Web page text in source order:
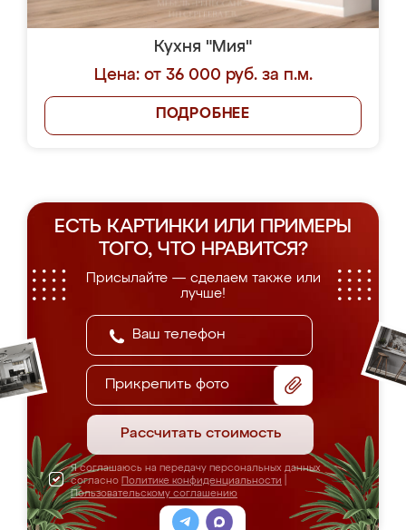
Кухня "Мия"
Цена: от 36 000 руб. за п.м.
ПОДРОБНЕЕ
ЕСТЬ КАРТИНКИ ИЛИ ПРИМЕРЫ
ТОГО, ЧТО НРАВИТСЯ?
Присылайте — сделаем также или
лучше!
Прикрепить фото
Рассчитать стоимость
Я соглашаюсь на передачу персональных данных
согласно Политике конфиденциальности
Пользовательскому соглашению